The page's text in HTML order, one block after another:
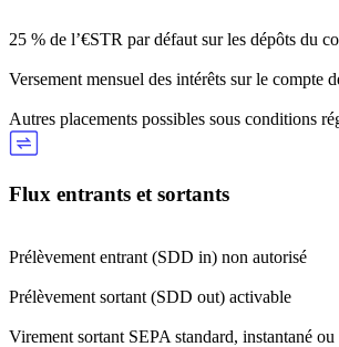
25 % de l’€STR par défaut sur les dépôts du
Versement mensuel des intérêts sur le compte
Autres placements possibles sous conditions
Flux entrants et sortants
Prélèvement entrant (SDD in) non autorisé
Prélèvement sortant (SDD out) activable
Virement sortant SEPA standard, instantané